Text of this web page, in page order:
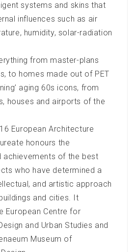
systems and skins that
influences such as air
humidity, solar-radiation
from master-plans
to homes made out of PET
aging 60s icons, from
houses and airports of the
European Architecture
honours the
achievements of the best
who have determined a
and artistic approach
and cities. It
European Centre for
and Urban Studies and
Museum of